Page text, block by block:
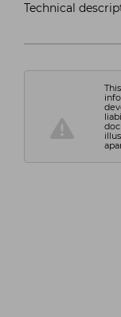
Technical